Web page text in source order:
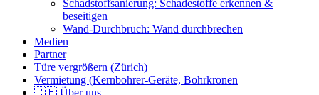
Schadstoffsanierung: Schadestoffe erkennen &
beseitigen
Wand-Durchbruch: Wand durchbrechen
Medien
Partner
Türe vergrößern (Zürich)
Vermietung (Kernbohrer-Geräte, Bohrkronen
🇨🇭 Über uns